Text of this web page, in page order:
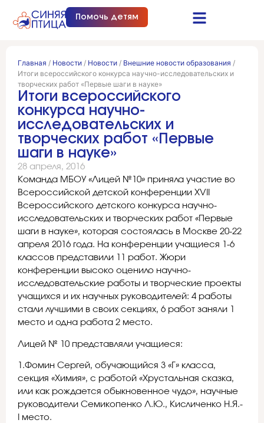
Помочь детям
Главная / Новости / Новости / Внешние новости образования /
Итоги всероссийского конкурса научно-исследовательских и
творческих работ «Первые шаги в науке»
Итоги всероссийского
конкурса научно-
исследовательских и
творческих работ «Первые
шаги в науке»
28 апреля, 2016
Команда МБОУ «Лицей №10» приняла участие во
Всероссийской детской конференции XVII
Всероссийского детского конкурса научно-
исследовательских и творческих работ «Первые
шаги в науке», которая состоялась в Москве 20-22
апреля 2016 года. На конференции учащиеся 1-6
классов представили 11 работ. Жюри
конференции высоко оценило научно-
исследовательские работы и творческие проекты
учащихся и их научных руководителей: 4 работы
стали лучшими в своих секциях, 6 работ заняли 1
место и одна работа 2 место.
Лицей № 10 представляли учащиеся:
1.Фомин Сергей, обучающийся 3 «Г» класса,
секция «Химия», с работой «Хрустальная сказка,
или как рождается обыкновенное чудо», научные
руководители Семикопенко Л.Ю., Кисличенко Н.Я.-
I место.